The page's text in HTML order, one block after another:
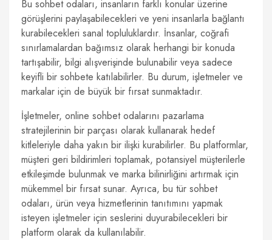
Bu sohbet odaları, insanların farklı konular üzerine
görüşlerini paylaşabilecekleri ve yeni insanlarla bağlantı
kurabilecekleri sanal topluluklardır. İnsanlar, coğrafi
sınırlamalardan bağımsız olarak herhangi bir konuda
tartışabilir, bilgi alışverişinde bulunabilir veya sadece
keyifli bir sohbete katılabilirler. Bu durum, işletmeler ve
markalar için de büyük bir fırsat sunmaktadır.
İşletmeler, online sohbet odalarını pazarlama
stratejilerinin bir parçası olarak kullanarak hedef
kitleleriyle daha yakın bir ilişki kurabilirler. Bu platformlar,
müşteri geri bildirimleri toplamak, potansiyel müşterilerle
etkileşimde bulunmak ve marka bilinirliğini artırmak için
mükemmel bir fırsat sunar. Ayrıca, bu tür sohbet
odaları, ürün veya hizmetlerinin tanıtımını yapmak
isteyen işletmeler için seslerini duyurabilecekleri bir
platform olarak da kullanılabilir.